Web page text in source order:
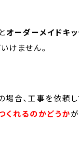
とオーダーメイドキ
けません。
場合、工事を依頼
くれるのかどうか